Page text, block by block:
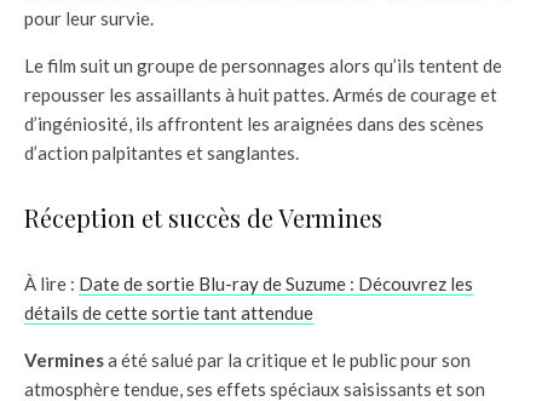
pour leur survie.
Le film suit un groupe de personnages alors qu’ils tentent de
repousser les assaillants à huit pattes. Armés de courage et
d’ingéniosité, ils affrontent les araignées dans des scènes
d’action palpitantes et sanglantes.
Réception et succès de Vermines
À lire : Date de sortie Blu-ray de Suzume : Découvrez les
détails de cette sortie tant attendue
Verminesa été salué par la critique et le public pour son
atmosphère tendue, ses effets spéciaux saisissants et son